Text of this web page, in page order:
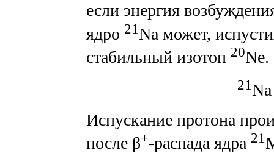
если энергия
ядро 21Na может,
стабильный изотоп 20Ne.
21
Испускание протона
после β+-распада ядра 21